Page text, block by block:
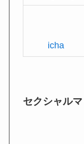
icha
セクシャル